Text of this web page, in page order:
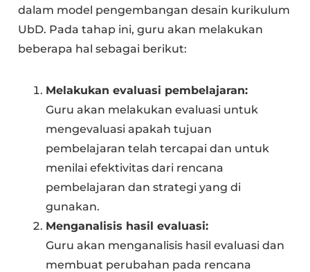
dalam model pengembangan desain kurikulum
UbD. Pada tahap ini, guru akan melakukan
beberapa hal sebagai berikut:
Melakukan evaluasi pembelajaran:
Guru akan melakukan evaluasi untuk
mengevaluasi apakah tujuan
pembelajaran telah tercapai dan untuk
menilai efektivitas dari rencana
pembelajaran dan strategi yang di
gunakan.
Menganalisis hasil evaluasi:
Guru akan menganalisis hasil evaluasi dan
membuat perubahan pada rencana